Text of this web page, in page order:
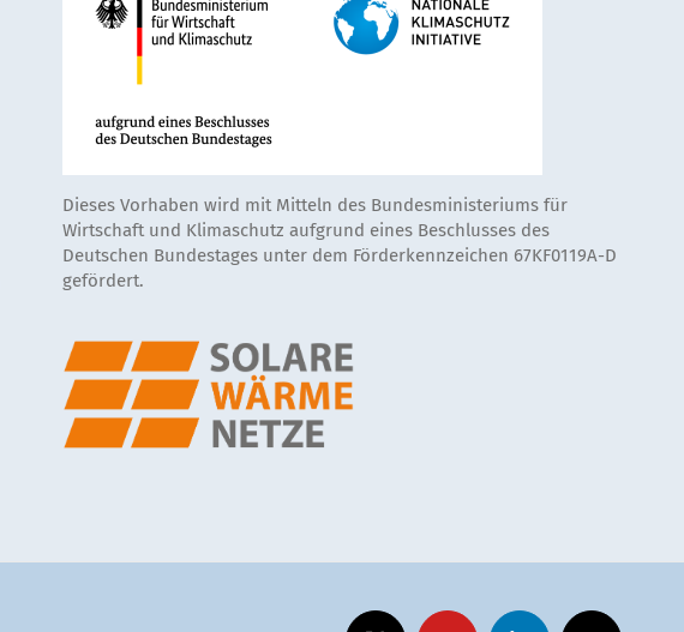
Dieses Vorhaben wird mit Mitteln des Bundesministeriums für
Wirtschaft und Klimaschutz aufgrund eines Beschlusses des
Deutschen Bundestages unter dem Förderkennzeichen 67KF0119A-D
gefördert.